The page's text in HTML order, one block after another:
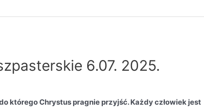
6.07. 2025.
którego Chrystus pragnie przyjść. Każdy człowiek jest